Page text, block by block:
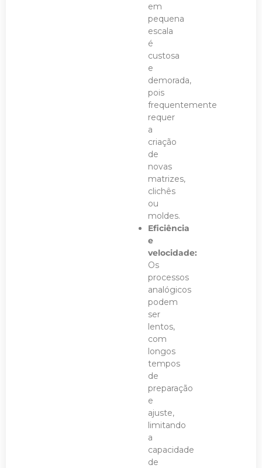
em
pequena
escala
é
custosa
e
demorada,
pois
frequentemente
requer
a
criação
de
novas
matrizes,
clichês
ou
moldes.
Eficiência
e
velocidade:
Os
processos
analógicos
podem
ser
lentos,
com
longos
tempos
de
preparação
e
ajuste,
limitando
a
capacidade
de